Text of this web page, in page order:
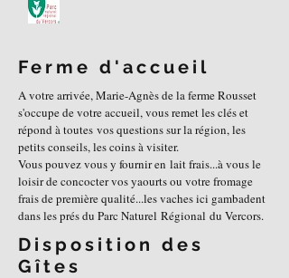
Ferme d'accueil
A votre arrivée, Marie-Agnès de la ferme Rousset
s'occupe de votre accueil, vous remet les clés et
répond à toutes vos questions sur la région, les
petits conseils, les coins à visiter.
Vous pouvez vous y fournir en lait frais...à vous le
loisir de concocter vos yaourts ou votre fromage
frais de première qualité...les vaches ici gambadent
dans les prés du Parc Naturel Régional du Vercors.
Disposition des
Gîtes